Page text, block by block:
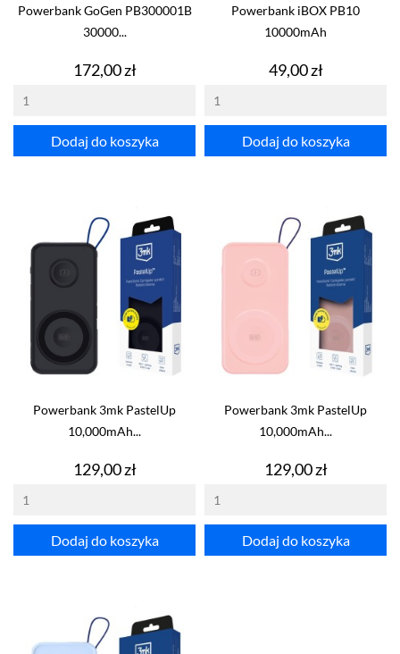
Powerbank GoGen PB300001B
30000...
Cena
172,00 zł
Dodaj do koszyka
Powerbank iBOX PB10
10000mAh
Cena
49,00 zł
Dodaj do koszyka
Powerbank 3mk PastelUp
10,000mAh...
Cena
129,00 zł
Dodaj do koszyka
Powerbank 3mk PastelUp
10,000mAh...
Cena
129,00 zł
Dodaj do koszyka